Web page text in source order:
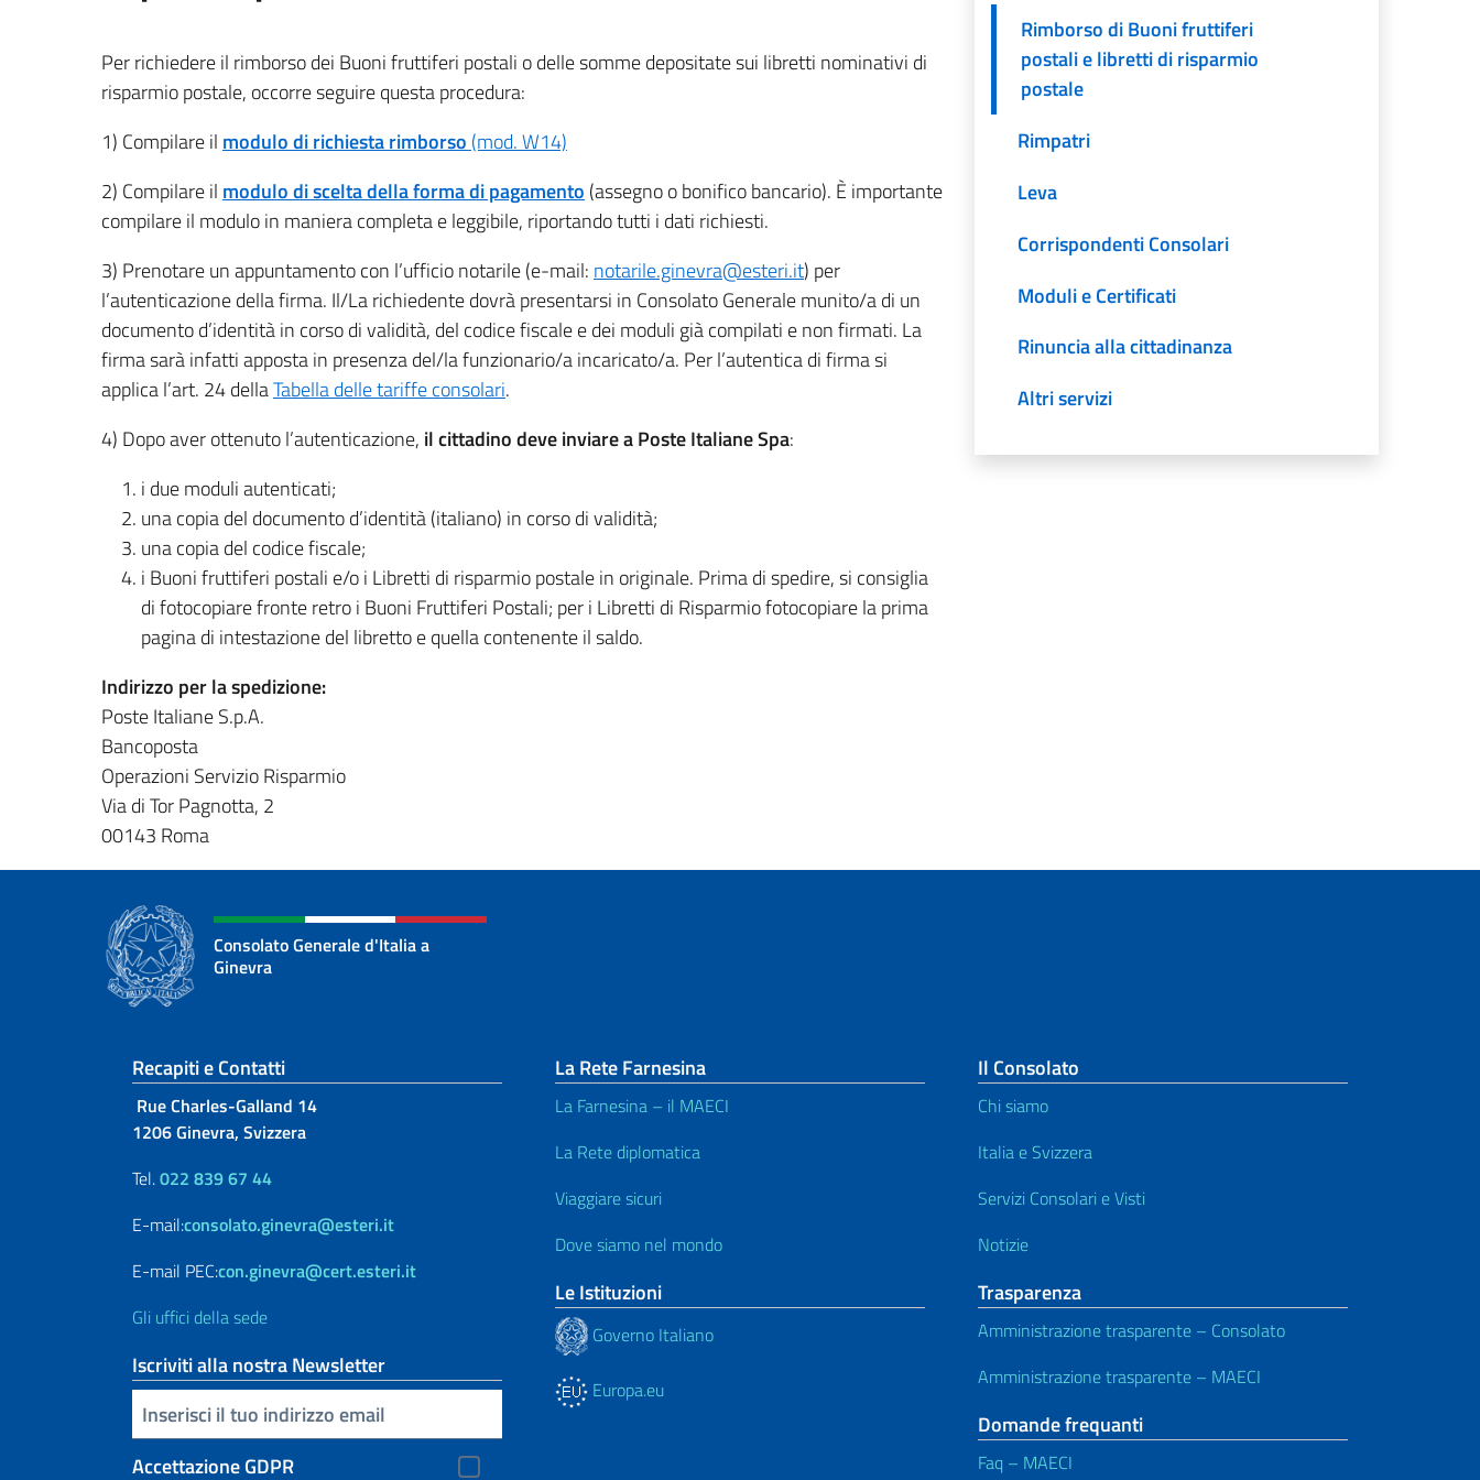
Per richiedere il rimborso dei Buoni fruttiferi postali o delle somme depositate sui libretti nominativi di
risparmio postale, occorre seguire questa procedura:
1) Compilare il modulo di richiesta rimborso (mod. W14)
2) Compilare il modulo di scelta della forma di pagamento (assegno o bonifico bancario). È importante
compilare il modulo in maniera completa e leggibile, riportando tutti i dati richiesti.
3) Prenotare un appuntamento con l’ufficio notarile (e-mail: notarile.ginevra@esteri.it) per
l’autenticazione della firma. Il/La richiedente dovrà presentarsi in Consolato Generale munito/a di un
documento d’identità in corso di validità, del codice fiscale e dei moduli già compilati e non firmati. La
firma sarà infatti apposta in presenza del/la funzionario/a incaricato/a. Per l’autentica di firma si
applica l’art. 24 dellaTabella delle tariffe consolari.
4) Dopo aver ottenuto l’autenticazione, il cittadino deve inviare a Poste Italiane Spa:
i due moduli autenticati;
una copia del documento d’identità (italiano) in corso di validità;
una copia del codice fiscale;
i Buoni fruttiferi postali e/o i Libretti di risparmio postale in originale. Prima di spedire, si consiglia
di fotocopiare fronte retro i Buoni Fruttiferi Postali; per i Libretti di Risparmio fotocopiare la prima
pagina di intestazione del libretto e quella contenente il saldo.
Indirizzo per la spedizione:
Poste Italiane S.p.A.
Bancoposta
Operazioni Servizio Risparmio
Via di Tor Pagnotta, 2
00143 Roma
Rimborso di Buoni fruttiferi
postali e libretti di risparmio
postale
Rimpatri
Leva
Corrispondenti Consolari
Moduli e Certificati
Rinuncia alla cittadinanza
Altri servizi
Consolato Generale d'Italia a
Ginevra
Sezione footer
Recapiti e Contatti
Rue Charles-Galland 14
1206 Ginevra, Svizzera
Tel.022 839 67 44
E-mail:consolato.ginevra@esteri.it
E-mail PEC:con.ginevra@cert.esteri.it
Gli uffici della sede
Iscriviti alla nostra Newsletter
Inserisci la tua email
Accettazione GDPR
La Rete Farnesina
La Farnesina – il MAECI
La Rete diplomatica
Viaggiare sicuri
Dove siamo nel mondo
Le Istituzioni
Governo Italiano
Europa.eu
Il Consolato
Chi siamo
Italia e Svizzera
Servizi Consolari e Visti
Notizie
Trasparenza
Amministrazione trasparente – Consolato
Amministrazione trasparente – MAECI
Domande frequanti
Faq – MAECI